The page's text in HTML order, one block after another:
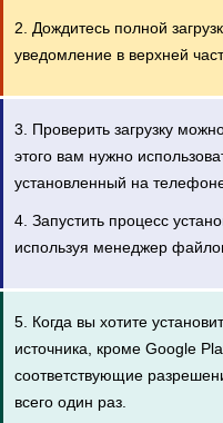
2. Дождитесь полной
уведомление в верхней
3. Проверить загрузку
этого вам нужно
установленный на
4. Запустить процесс
используя менеджер
5. Когда вы хотите
источника, кроме Google
соответствующие
всего один раз.